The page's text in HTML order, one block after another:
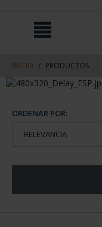
contenido
navegacin
INICIO PRODUCTOS
ORDENAR POR: